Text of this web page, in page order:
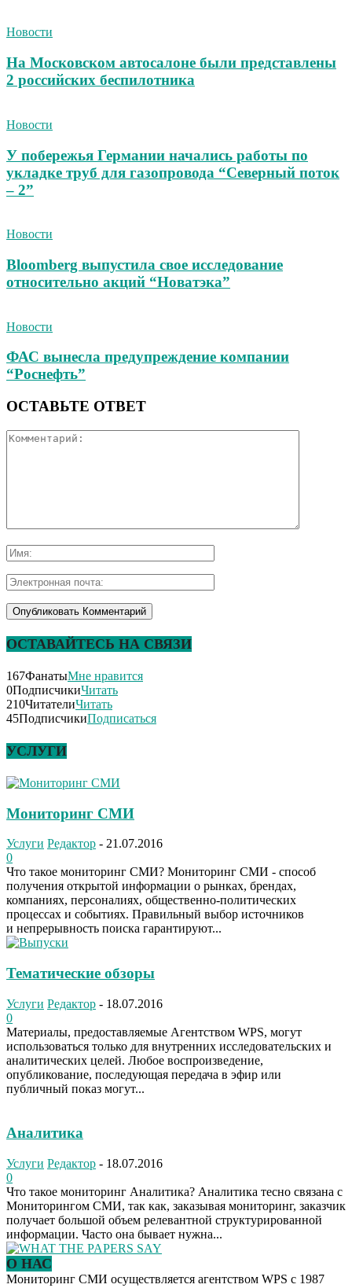
Новости
На Московском автосалоне были представлены
2 российских беспилотника
Новости
У побережья Германии начались работы по
укладке труб для газопровода “Северный поток
– 2”
Новости
Bloomberg выпустила свое исследование
относительно акций “Новатэка”
Новости
ФАС вынесла предупреждение компании
“Роснефть”
ОСТАВЬТЕ ОТВЕТ
ОСТАВАЙТЕСЬ НА СВЯЗИ
167ФанатыМне нравится
0ПодписчикиЧитать
210ЧитателиЧитать
45ПодписчикиПодписаться
УСЛУГИ
Мониторинг СМИ
Услуги Редактор - 21.07.2016
0
Что такое мониторинг СМИ? Мониторинг СМИ - способ
получения открытой информации о рынках, брендах,
компаниях, персоналиях, общественно-политических
процессах и событиях. Правильный выбор источников
и непрерывность поиска гарантируют...
Тематические обзоры
Услуги Редактор - 18.07.2016
0
Материалы, предоставляемые Агентством WPS, могут
использоваться только для внутренних исследовательских и
аналитических целей. Любое воспроизведение,
опубликование, последующая передача в эфир или
публичный показ могут...
Аналитика
Услуги Редактор - 18.07.2016
0
Что такое мониторинг Аналитика? Аналитика тесно связана с
Мониторингом СМИ, так как, заказывая мониторинг, заказчик
получает большой объем релевантной структурированной
информации. Часто она бывает нужна...
О НАС
Мониторинг СМИ осуществляется агентством WPS с 1987